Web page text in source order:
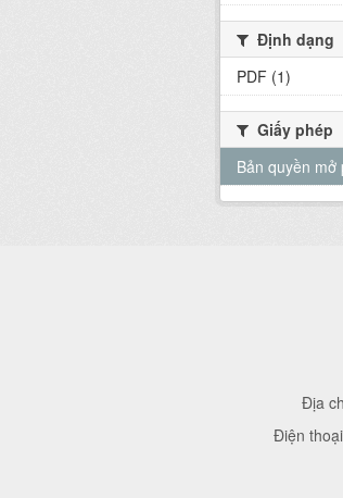
Định dạng
PDF (1)
Giấy phép
Bản quyền mở
Địa
Điện